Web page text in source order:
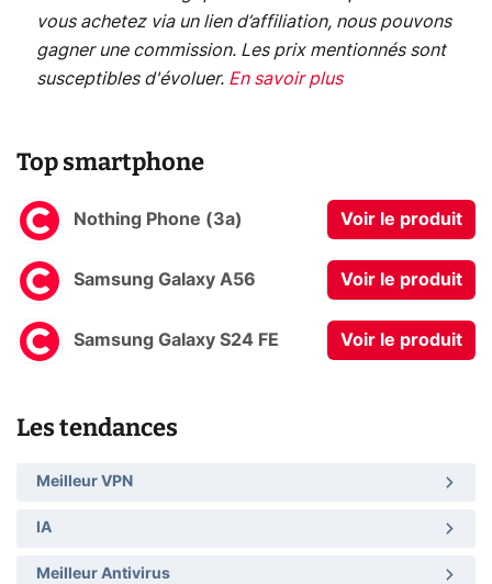
vous achetez via un lien d’affiliation, nous pouvons
gagner une commission. Les prix mentionnés sont
susceptibles d'évoluer. En savoir plus
Top smartphone
Nothing Phone (3a) Voir le produit
Samsung Galaxy A56 Voir le produit
Samsung Galaxy S24 FE Voir le produit
Les tendances
Meilleur VPN
IA
Meilleur Antivirus